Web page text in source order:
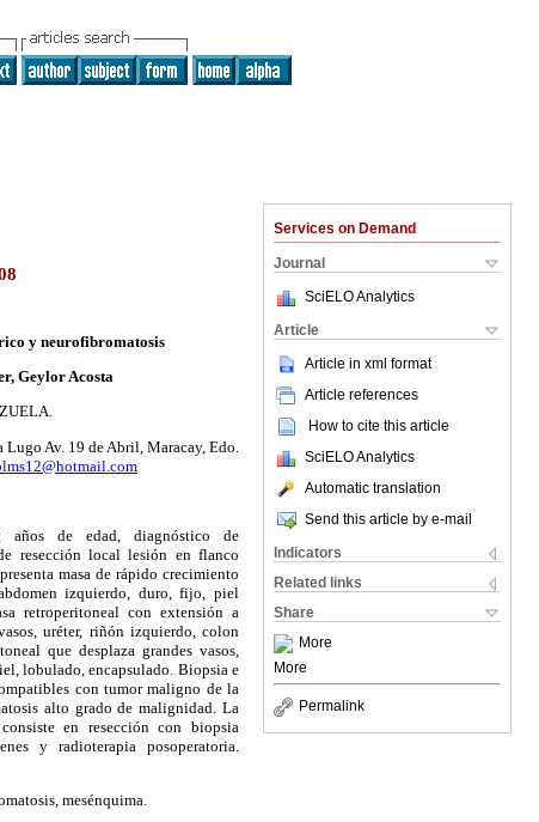
Services on Demand
Journal
SciELO Analytics
Article
Article in xml format
Article references
How to cite this article
SciELO Analytics
Automatic translation
Send this article by e-mail
Indicators
Related links
Share
More
More
Permalink
y neurofibromatosis
Geylor Acosta
Av. 19 de Abril, Maracay, Edo.
años de edad, diagnóstico de
resección local lesión en flanco
masa de rápido crecimiento
izquierdo, duro, fijo, piel
retroperitoneal con extensión a
uréter, riñón izquierdo, colon
que desplaza grandes vasos,
lobulado, encapsulado. Biopsia e
con tumor maligno de la
alto grado de malignidad. La
en resección con biopsia
y radioterapia posoperatoria.
mesénquima.